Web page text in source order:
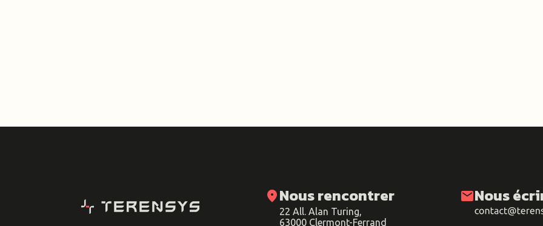
location_onNous rencontrer
22 All. Alan Turing,
63000 Clermont-Ferrand
mailNous